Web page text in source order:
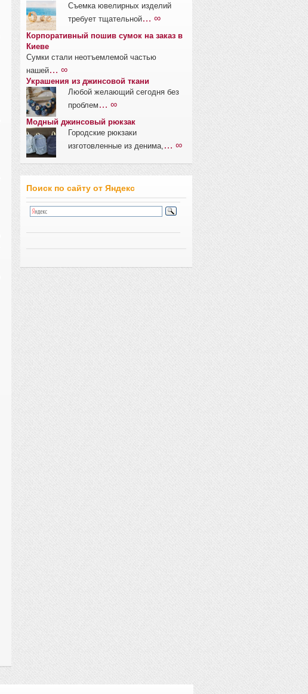
Съемка ювелирных изделий
требует тщательной… ∞
Корпоративный пошив сумок на заказ в
Киеве
Сумки стали неотъемлемой частью
нашей… ∞
Украшения из джинсовой ткани
Любой желающий сегодня без
проблем … ∞
Модный джинсовый рюкзак
Городские рюкзаки
изготовленные из денима, … ∞
Поиск по сайту от Яндекс